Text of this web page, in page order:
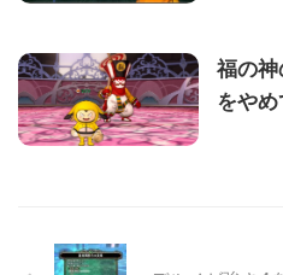
福の
をやめ